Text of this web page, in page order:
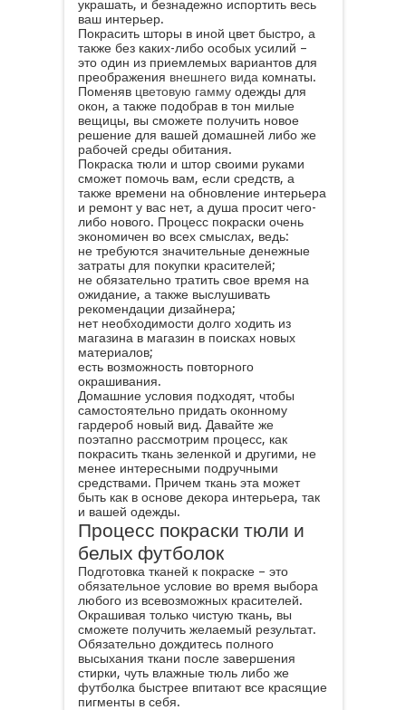
украшать, и безнадежно испортить весь
ваш интерьер.
Покрасить шторы в иной цвет быстро, а
также без каких-либо особых усилий –
это один из приемлемых вариантов для
преображения внешнего вида комнаты.
Поменяв цветовую гаммуодежды для
окон, а также подобрав в тон милые
вещицы, вы сможете получить новое
решение для вашей домашней либо же
рабочей среды обитания.
Покраска тюли и штор своими руками
сможет помочь вам, если средств, а
также времени на обновление интерьера
и ремонт у вас нет, а душа просит чего-
либо нового. Процесс покраски очень
экономичен во всех смыслах, ведь:
не требуются значительные денежные
затраты для покупки красителей;
не обязательно тратить свое время на
ожидание, а также выслушивать
рекомендации дизайнера;
нет необходимости долго ходить из
магазина в магазин в поисках новых
материалов;
есть возможность повторного
окрашивания.
Домашние условия подходят, чтобы
самостоятельно придать оконному
гардероб новый вид. Давайте же
поэтапно рассмотрим процесс, как
покрасить ткань зеленкой и другими, не
менее интересными подручными
средствами. Причем ткань эта может
быть как в основе декора интерьера, так
и вашей одежды.
Процесс покраски тюли и
белых футболок
Подготовка тканей к покраске – это
обязательное условие во время выбора
любого из всевозможных красителей.
Окрашивая только чистую ткань, вы
сможете получить желаемый результат.
Обязательно дождитесь полного
высыхания ткани после завершения
стирки, чуть влажные тюль либо же
футболка быстрее впитают все красящие
пигменты в себя.